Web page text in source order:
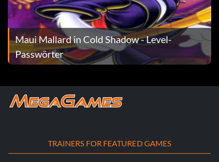
Maui Mallard in Cold Shadow - Level-
Passwörter
TRAINERS FOR FEATURED GAMES